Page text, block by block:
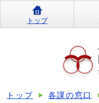
トップ
トップ 各課の窓口